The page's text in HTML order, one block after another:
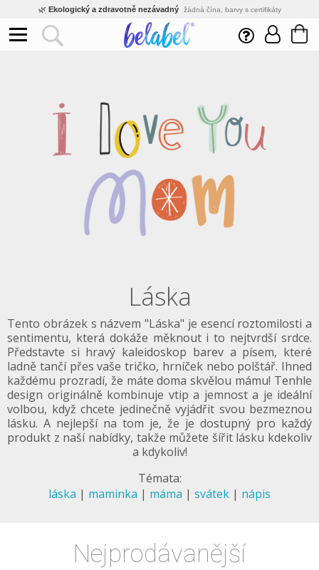
🌿 Ekologický a zdravotně nezávadný žádná čína, barvy s certifikáty
Inovativní výroba vlastní vývoj, nejnovější technologie
Rychlé dodání expedujeme do 24h
Český eshop s tradicí od roku 2010
Láska
Tento obrázek s názvem "Láska" je esencí roztomilosti a
sentimentu, která dokáže měknout i to nejtvrdší srdce.
Představte si hravý kaleidoskop barev a písem, které
ladně tančí přes vaše tričko, hrníček nebo polštář. Ihned
každému prozradí, že máte doma skvělou mámu! Tenhle
design originálně kombinuje vtip a jemnost a je ideální
volbou, když chcete jedinečně vyjádřit svou bezmeznou
lásku. A nejlepší na tom je, že je dostupný pro každý
produkt z naší nabídky, takže můžete šířit lásku kdekoliv
a kdykoliv!
Témata:
láska | maminka | máma | svátek | nápis
Nejprodávanější